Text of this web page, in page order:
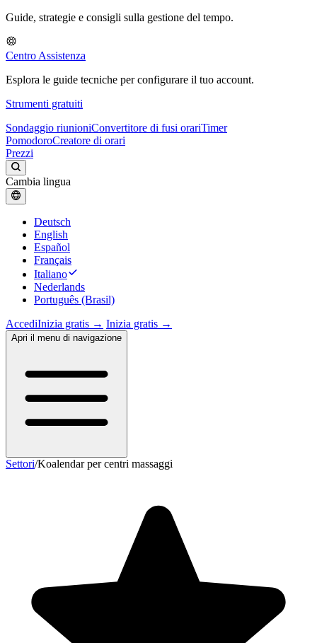
Guide, strategie e consigli sulla gestione del tempo.
Centro Assistenza
Esplora le guide tecniche per configurare il tuo account.
Strumenti gratuiti
Sondaggio riunioniConvertitore di fusi orariTimer
PomodoroCreatore di orari
Prezzi
Cambia lingua
Deutsch
English
Español
Français
Italiano
Nederlands
Português (Brasil)
AccediInizia gratis → Inizia gratis →
Apri il menu di navigazione
Settori/Koalendar per centri massaggi